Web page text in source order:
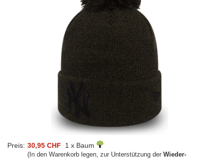
Preis: 30,95 CHF 1 x Baum
(In den Warenkorb legen, zur Unterstützung der Wieder-